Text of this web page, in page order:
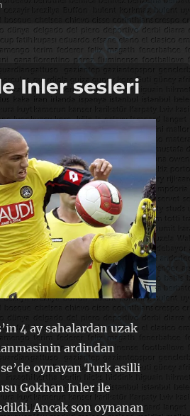
Inler sesleri
4 ay sahalardan uzak
ardindan
oynayan Turk asilli
Gokhan Inler ile
Ancak son oynanan